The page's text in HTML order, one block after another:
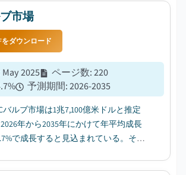
市場
をダウンロード
May 2025 ページ数:220
% 予測期間:2026-2035
バルブ市場は1兆7,100億米ドルと推定
年から2035年にかけて年平均成長
で成長すると見込まれている。その